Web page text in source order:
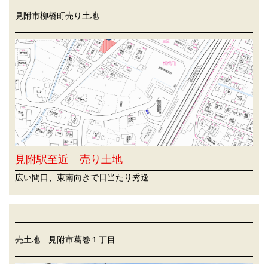
見附市柳橋町売り土地
見附駅至近 売り土地
広い間口、東南向きで日当たり秀逸
売土地 見附市葛巻１丁目